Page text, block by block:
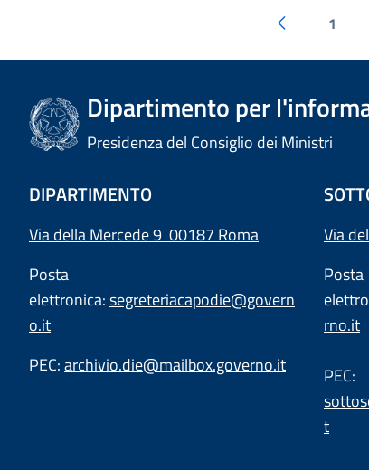
1
Dipartimento per
Presidenza del Consiglio dei Ministri
DIPARTIMENTO
Via della Mercede 9 00187 Roma
Posta
elettronica:segreteriacapodie@govern
o.it
PEC:archivio.die@mailbox.governo.it
Via
Posta
rno.it
PEC:
t